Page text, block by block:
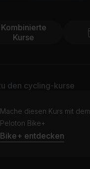
Kombinierte
Kurse
den cycling-kurse
Mache diesen Kurs mit dem
Peloton Bike+
Bike+ entdecken